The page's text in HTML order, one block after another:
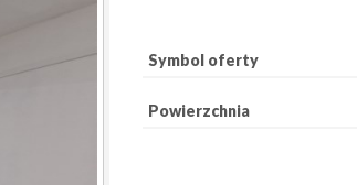
Symbol oferty
Powierzchnia